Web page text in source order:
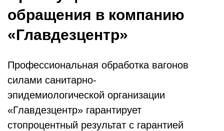
обращения в компанию
«Главдезцентр»
Профессиональная обработка вагонов
силами санитарно-
эпидемиологической организации
«Главдезцентр» гарантирует
стопроцентный результат с гарантией